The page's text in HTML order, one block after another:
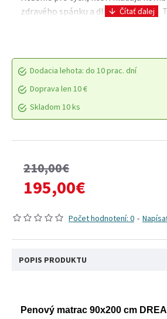
zdravého spánku a dlhej životnosti.
Dodacia lehota: do 10 prac. dní
Doprava len 10 €
Skladom 10 ks
Počet hodnotení: 0 -
210,00€
195,00€
POPIS PRODUKTU
Penový matrac 90x200 cm